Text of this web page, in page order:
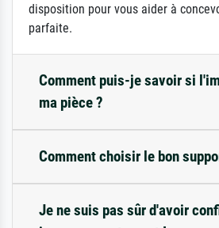
disposition pour vous aider à
parfaite.
Comment puis-je savoir si
ma pièce ?
Comment choisir le bon
Je ne suis pas sûr d'avoir